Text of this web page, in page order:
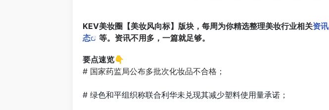
KEV美妆圈【美妆风向标】版块，每周为你精选整理美妆行业相关资讯
态
等。资讯不用多，一篇就足够。
要点速览👇
# 国家药监局公布多批次化妆品不合格；
# 绿色和平组织称联合利华未兑现其减少塑料使用量承诺；